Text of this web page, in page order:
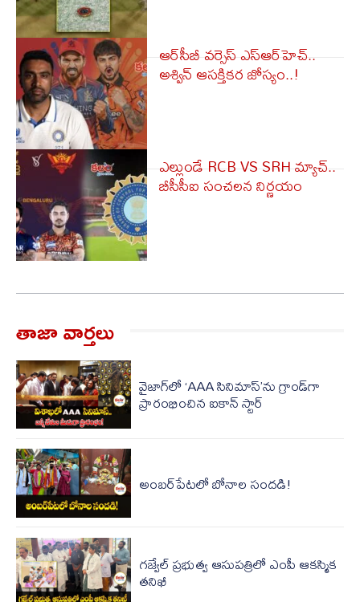
ఆర్‌సీబీ వర్సెస్ ఎస్ఆర్‌హెచ్..
అశ్విన్ ఆసక్తికర జోస్యం..!
ఎల్లుండే RCB VS SRH మ్యాచ్..
బీసీసీఐ సంచలన నిర్ణయం
తాజా వార్త‌లు
వైజాగ్‌లో ‘AAA సినిమాస్’ను గ్రాండ్‌గా
ప్రారంభించిన ఐకాన్ స్టార్
అంబర్‌పేటలో బోనాల సందడి!
గజ్వేల్ ప్రభుత్వ ఆసుపత్రిలో ఎంపీ ఆక‌స్మిక
త‌నిఖీ